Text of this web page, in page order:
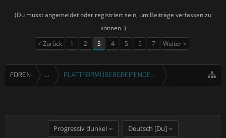
(Du musst angemeldet oder registriert sein, um Beiträge verfassen zu
können. )
< Zurück
1 2 3 4 5 6 7 Weiter >
FOREN ... PLATTFORMÜBERGREIFENDE SPIELE
Progressiv dunkel Deutsch [Du]